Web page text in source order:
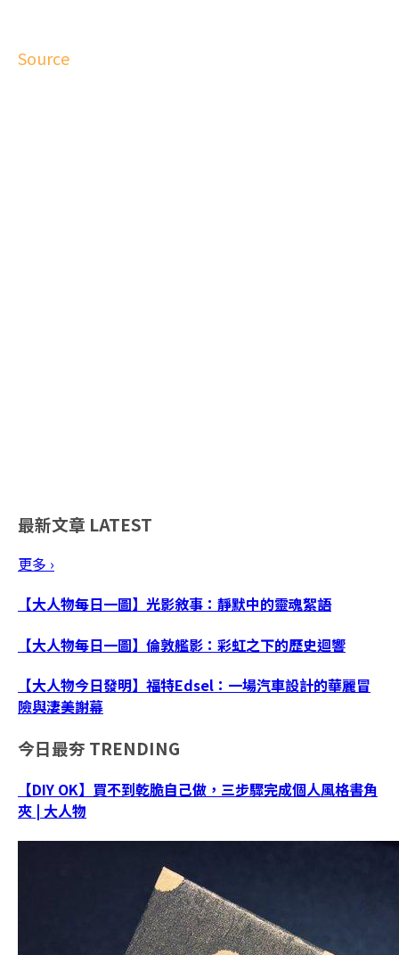
Source
最新文章 LATEST
更多 ›
【大人物每日一圖】光影敘事：靜默中的靈魂絮語
【大人物每日一圖】倫敦艦影：彩虹之下的歷史迴響
【大人物今日發明】福特Edsel：一場汽車設計的華麗冒
險與淒美謝幕
今日最夯 TRENDING
【DIY OK】買不到乾脆自己做，三步驟完成個人風格書角
夾 | 大人物